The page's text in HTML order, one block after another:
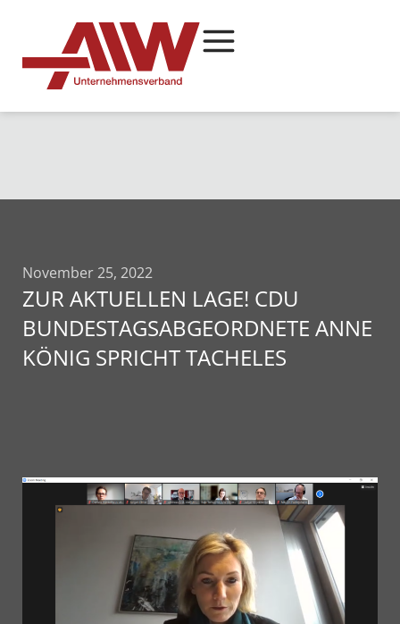
November 25, 2022
ZUR AKTUELLEN LAGE! CDU
BUNDESTAGSABGEORDNETE ANNE
KÖNIG SPRICHT TACHELES